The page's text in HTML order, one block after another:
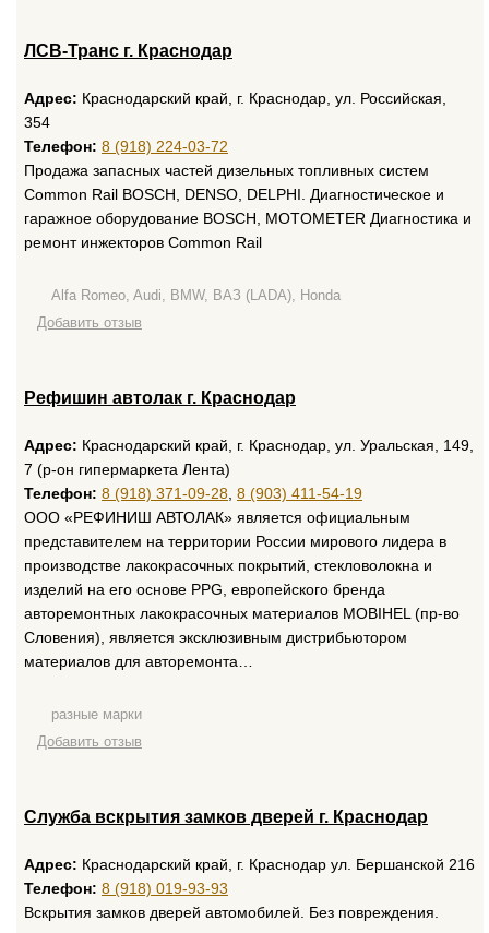
ЛСВ-Транс г. Краснодар
Адрес: Краснодарский край, г. Краснодар, ул. Российская,
354
Телефон: 8 (918) 224-03-72
Продажа запасных частей дизельных топливных систем
Common Rail BOSCH, DENSO, DELPHI. Диагностическое и
гаражное оборудование BOSCH, MOTOMETER Диагностика и
ремонт инжекторов Common Rail
Alfa Romeo, Audi, BMW, ВАЗ (LADA), Honda
Добавить отзыв
Рефишин автолак г. Краснодар
Адрес: Краснодарский край, г. Краснодар, ул. Уральская, 149,
7 (р-он гипермаркета Лента)
Телефон: 8 (918) 371-09-28 8 (903) 411-54-19
ООО «РЕФИНИШ АВТОЛАК» является официальным
представителем на территории России мирового лидера в
производстве лакокрасочных покрытий, стекловолокна и
изделий на его основе PPG, европейского бренда
авторемонтных лакокрасочных материалов MOBIHEL (пр-во
Словения), является эксклюзивным дистрибьютором
материалов для авторемонта…
разные марки
Добавить отзыв
Служба вскрытия замков дверей г. Краснодар
Адрес: Краснодарский край, г. Краснодар ул. Бершанской 216
Телефон: 8 (918) 019-93-93
Вскрытия замков дверей автомобилей. Без повреждения.